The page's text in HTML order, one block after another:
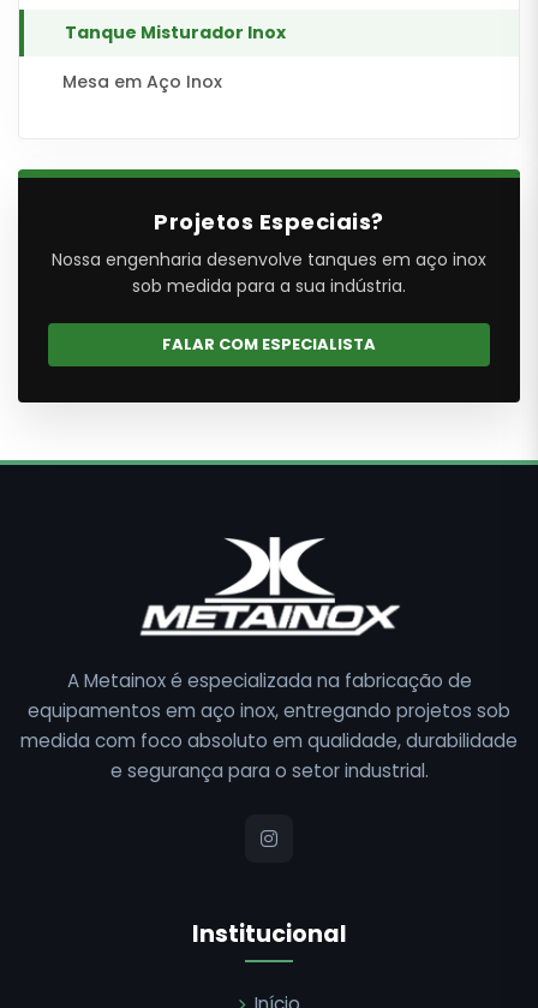
Tanque Misturador Inox
Mesa em Aço Inox
Projetos Especiais?
Nossa engenharia desenvolve tanques em aço inox
sob medida para a sua indústria.
FALAR COM ESPECIALISTA
A Metainox é especializada na fabricação de
equipamentos em aço inox, entregando projetos sob
medida com foco absoluto em qualidade, durabilidade
e segurança para o setor industrial.
Institucional